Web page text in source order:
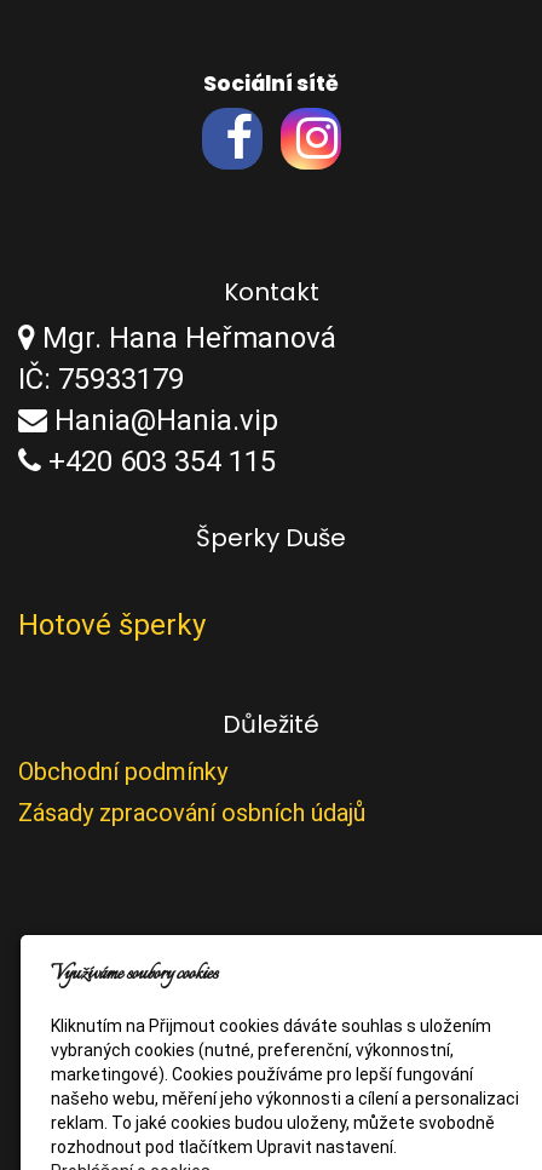
Sociální sítě
Kontakt
Mgr. Hana Heřmanová
IČ: 75933179
Hania@Hania.vip
+420 603 354 115
Šperky Duše
Hotové šperky
Důležité
Obchodní podmínky
Zásady zpracování osbních údajů
Využíváme soubory cookies
Kliknutím na Přijmout cookies dáváte souhlas s uložením
vybraných cookies (nutné, preferenční, výkonnostní,
marketingové). Cookies používáme pro lepší fungování
našeho webu, měření jeho výkonnosti a cílení a personalizaci
reklam. To jaké cookies budou uloženy, můžete svobodně
rozhodnout pod tlačítkem Upravit nastavení.